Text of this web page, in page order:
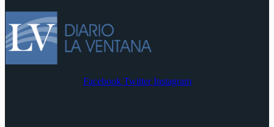
Facebook Twitter Instagram